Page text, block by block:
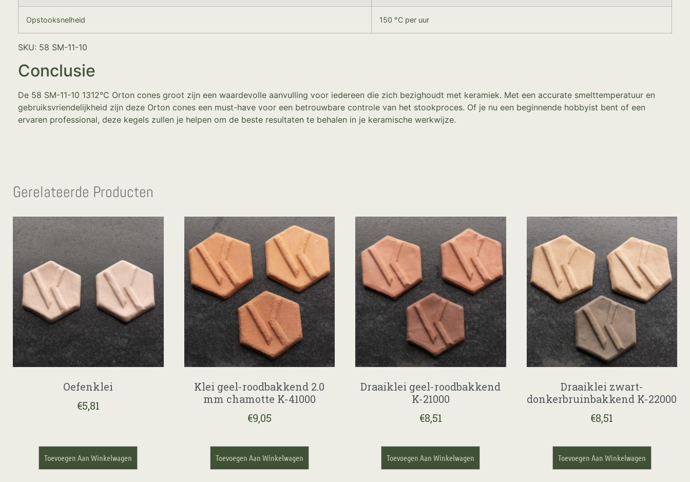
Opstooksnelheid 150 °C per uur
SKU: 58 SM-11-10
Conclusie
De 58 SM-11-10 1312°C Orton cones groot zijn een waardevolle aanvulling voor iedereen die zich bezighoudt met keramiek. Met een accurate smelttemperatuur en
gebruiksvriendelijkheid zijn deze Orton cones een must-have voor een betrouwbare controle van het stookproces. Of je nu een beginnende hobbyist bent of een
ervaren professional, deze kegels zullen je helpen om de beste resultaten te behalen in je keramische werkwijze.
Gerelateerde Producten
Oefenklei
€5,81
Toevoegen Aan Winkelwagen
Klei geel-roodbakkend 2.0
mm chamotte K-41000
€9,05
Toevoegen Aan Winkelwagen
Draaiklei geel-roodbakkend
K-21000
€8,51
Toevoegen Aan Winkelwagen
Draaiklei zwart-
donkerbruinbakkend K-22000
€8,51
Toevoegen Aan Winkelwagen